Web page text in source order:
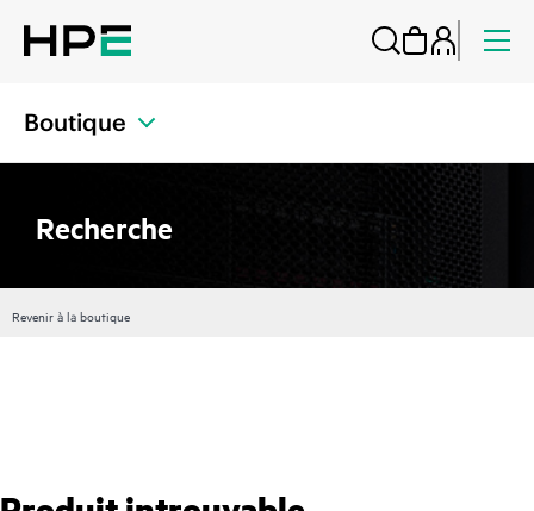
Boutique
Recherche
Revenir à la boutique